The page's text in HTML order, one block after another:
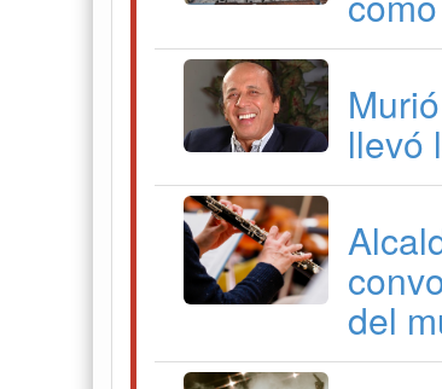
llevó
del